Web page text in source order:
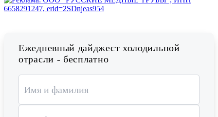
Ежедневный дайджест холодильной
отрасли - бесплатно